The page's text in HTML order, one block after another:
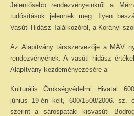
Jelentősebb rendezvényeinkről a
tudósítások jelennek meg. Ilyen
Vasúti Hidász Találkozóról, a Korányi
Az Alapítvány társszervezője a MÁV
rendezvényének. A vasúti hidász
Alapítvány kezdeményezésére a
Kulturális Örökségvédelmi Hivatal
június 19-én kelt, 600/1508/2006. sz.
szerint a sárospataki kisvasúti